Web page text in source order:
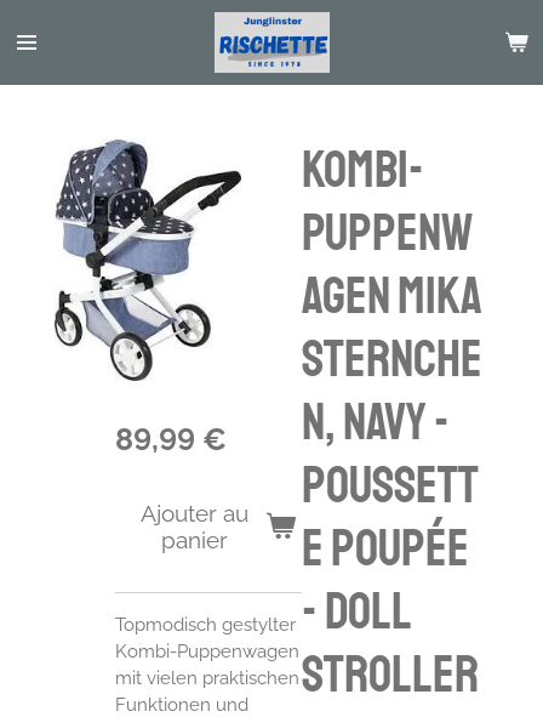
au
Kombi-
Puppenw
agen MIKA
Sternche
n, navy -
poussett
e poupée
- doll
stroller
89,99 €
Ajouter au
panier
Topmodisch gestylter
Kombi-Puppenwagen
mit vielen praktischen
Funktionen und